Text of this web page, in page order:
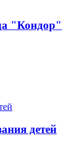
"Кондор"
детей